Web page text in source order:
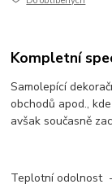
Kompletní
Samolepící
obchodů apod.,
avšak současně
Teplotní odolnost